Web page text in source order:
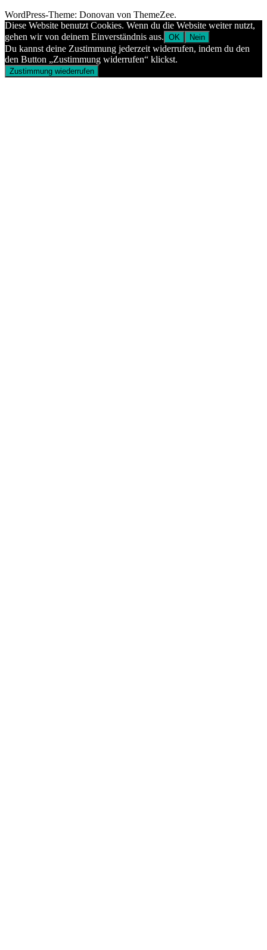
WordPress-Theme: Donovan von ThemeZee.
Diese Website benutzt Cookies. Wenn du die Website weiter nutzt,
gehen wir von deinem Einverständnis aus. OK Nein
Du kannst deine Zustimmung jederzeit widerrufen, indem du den
den Button „Zustimmung widerrufen“ klickst.
Zustimmung wiederrufen